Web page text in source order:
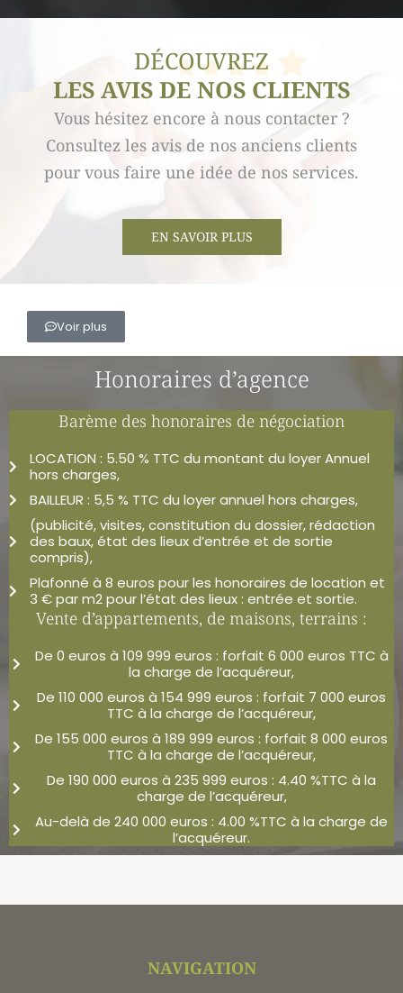
DÉCOUVREZ
LES AVIS DE NOS CLIENTS
Vous hésitez encore à nous contacter ?
Consultez les avis de nos anciens clients
pour vous faire une idée de nos services.
EN SAVOIR PLUS
Voir plus
Honoraires d’agence
Barème des honoraires de négociation
LOCATION : 5.50 % TTC du montant du loyer Annuel
hors charges,
BAILLEUR : 5,5 % TTC du loyer annuel hors charges,
(publicité, visites, constitution du dossier, rédaction
des baux, état des lieux d’entrée et de sortie
compris),
Plafonné à 8 euros pour les honoraires de location et
3 € par m2 pour l’état des lieux : entrée et sortie.
Vente d’appartements, de maisons, terrains :
De 0 euros à 109 999 euros : forfait 6 000 euros TTC à
la charge de l’acquéreur,
De 110 000 euros à 154 999 euros : forfait 7 000 euros
TTC à la charge de l’acquéreur,
De 155 000 euros à 189 999 euros : forfait 8 000 euros
TTC à la charge de l’acquéreur,
De 190 000 euros à 235 999 euros : 4.40 %TTC à la
charge de l’acquéreur,
Au-delà de 240 000 euros : 4.00 %TTC à la charge de
l’acquéreur.
NAVIGATION